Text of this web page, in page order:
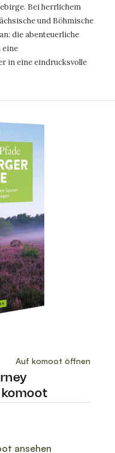
Bei herrlichem
und Böhmische
die abenteuerliche
eine
in eine eindrucksvolle